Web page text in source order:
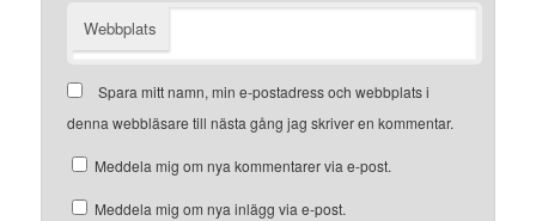
Webbplats
Spara mitt namn, min e-postadress och webbplats i
denna webbläsare till nästa gång jag skriver en kommentar.
Meddela mig om nya kommentarer via e-post.
Meddela mig om nya inlägg via e-post.